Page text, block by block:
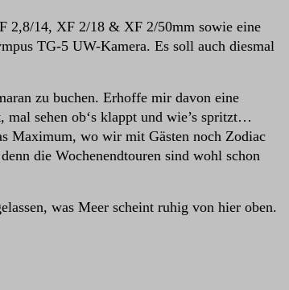
2,8/14, XF 2/18 & XF 2/50mm sowie eine
TG-5 UW-Kamera. Es soll auch diesmal
zu buchen. Erhoffe mir davon eine
sehen ob‘s klappt und wie’s spritzt…
Maximum, wo wir mit Gästen noch Zodiac
die Wochenendtouren sind wohl schon
was Meer scheint ruhig von hier oben.